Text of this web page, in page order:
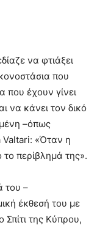
να φτιάξει
που
που έχουν γίνει
να κάνει τον δικό
–όπως
Valtari: «Όταν η
το περίβλημά της».
του –
έκθεσή του με
Σπίτι της Κύπρου,